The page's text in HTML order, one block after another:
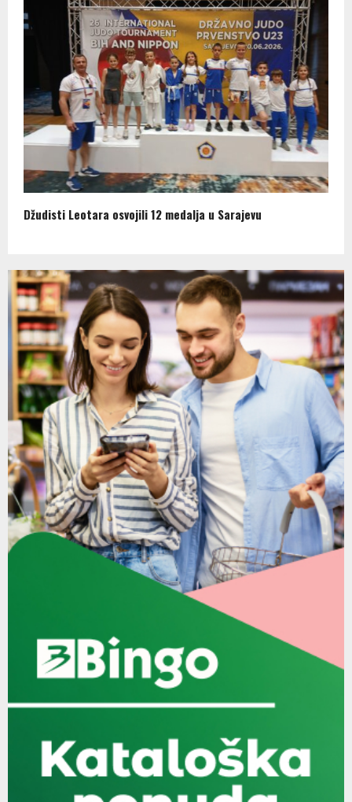
Džudisti Leotara osvojili 12 medalja u Sarajevu